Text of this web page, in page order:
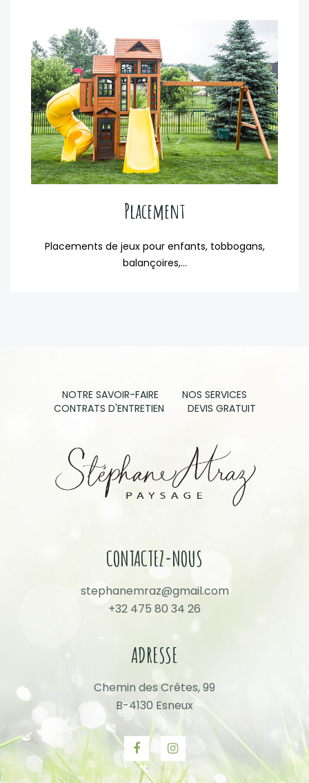
Placement
Placements de jeux pour enfants, tobbogans,
balançoires,...
NOTRE SAVOIR-FAIRE
NOS SERVICES
CONTRATS D'ENTRETIEN
DEVIS GRATUIT
CONTACTEZ-NOUS
stephanemraz@gmail.com
+32 475 80 34 26
ADRESSE
Chemin des Crêtes, 99
B-4130 Esneux